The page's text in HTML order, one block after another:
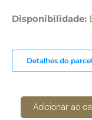
Disponibilidade:
Detalhes do
Bandeja
Mel
Abelha
Orfevrerie
Adicionar ao